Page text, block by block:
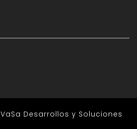
VaSa Desarrollos y Soluciones